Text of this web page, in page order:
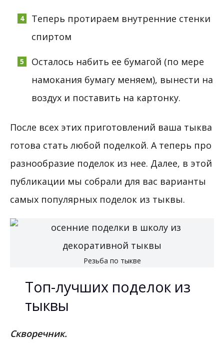
Теперь протираем внутренние стенки
спиртом
Осталось набить ее бумагой (по мере
намокания бумагу меняем), вынести на
воздух и поставить на картонку.
После всех этих приготовлений ваша тыква
готова стать любой поделкой. А теперь про
разнообразие поделок из нее. Далее, в этой
публикации мы собрали для вас варианты
самых популярных поделок из тыквы.
Резьба по тыкве
Топ-лучших поделок из
тыквы
Скворечник.